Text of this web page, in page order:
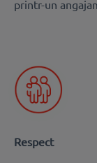
printr-un
Respect